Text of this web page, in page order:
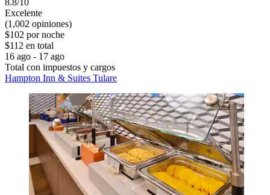
Excelente
(1,002 opiniones)
$102 por noche
$112 en total
16 ago - 17 ago
Total con impuestos y cargos
Hampton Inn & Suites Tulare